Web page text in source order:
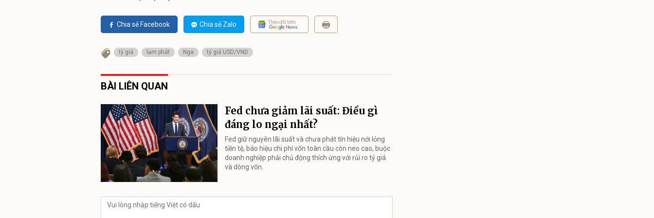
Chia sẻ Facebook Chia sẻ Zalo Theo dõi trên
tỷ giá lạm phát Nga tỷ giá USD/VND
BÀI LIÊN QUAN
Fed chưa giảm lãi suất: Điều gì
đáng lo ngại nhất?
Fed giữ nguyên lãi suất và chưa phát tín hiệu nới lỏng
tiền tệ, báo hiệu chi phí vốn toàn cầu còn neo cao, buộc
doanh nghiệp phải chủ động thích ứng với rủi ro tỷ giá
và dòng vốn.